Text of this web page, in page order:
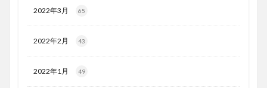
2022年3月 65
2022年2月 43
2022年1月 49